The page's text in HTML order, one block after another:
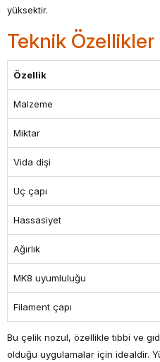
yüksektir.
Teknik Özellikler
Özellik
Malzeme
Miktar
Vida dişi
Uç çapı
Hassasiyet
Ağırlık
MK8 uyumluluğu
Filament çapı
Bu çelik nozul, özellikle tıbbi ve
olduğu uygulamalar için idealdir.